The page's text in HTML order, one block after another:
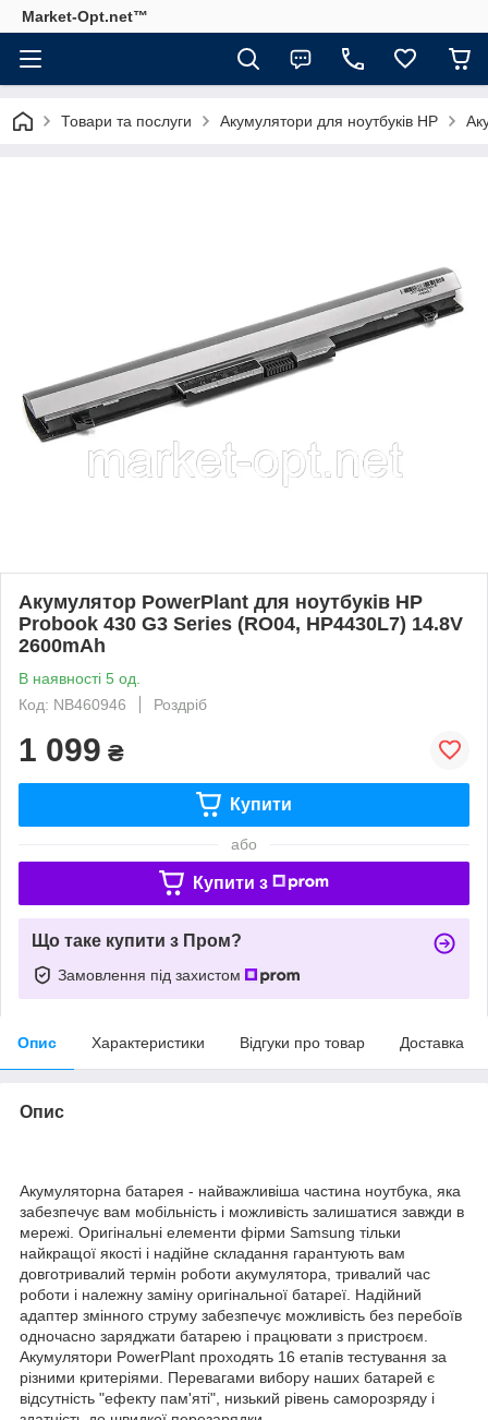
Market-Opt.net™
Товари та послуги Акумулятори для ноутбуків HP
Акумулятор PowerPlant для ноутбуків HP
Probook 430 G3 Series (RO04, HP4430L7) 14.8V
2600mAh
В наявності 5 од.
Код: NB460946
Роздріб
1 099 ₴
Купити
або
Купити з
Що таке купити з Пром?
Замовлення під захистом
Опис Характеристики Відгуки про товар Доставка
Опис
Акумуляторна батарея - найважливіша частина ноутбука, яка
забезпечує вам мобільність і можливість залишатися завжди в
мережі. Оригінальні елементи фірми Samsung тільки
найкращої якості і надійне складання гарантують вам
довготривалий термін роботи акумулятора, тривалий час
роботи і належну заміну оригінальної батареї. Надійний
адаптер змінного струму забезпечує можливість без перебоїв
одночасно заряджати батарею і працювати з пристроєм.
Акумулятори PowerPlant проходять 16 етапів тестування за
різними критеріями. Перевагами вибору наших батарей є
відсутність "ефекту пам'яті", низький рівень саморозряду і